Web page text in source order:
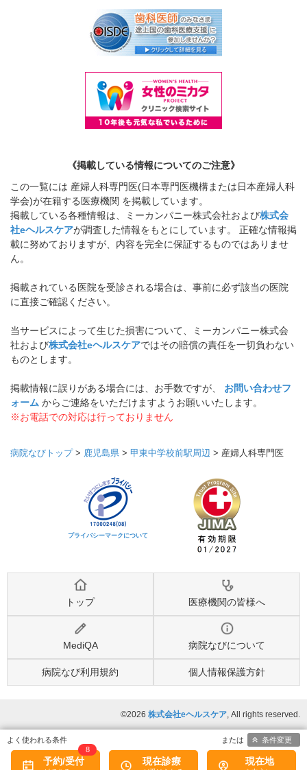
《掲載している情報についてのご注意》
この一覧には 産婦人科専門医(日本専門医機構または日本産婦人科
学会)が在籍する医療機関 を掲載しています。
掲載している各種情報は、ミーカンパニー株式会社および株式会
社eヘルスケアが調査した情報をもとにしています。 正確な情報掲
載に努めておりますが、内容を完全に保証するものではありませ
ん。
掲載されている医院を受診される場合は、事前に必ず該当の医院
に直接ご確認ください。
当サービスによって生じた損害について、ミーカンパニー株式会
社および株式会社eヘルスケアではその賠償の責任を一切負わない
ものとします。
掲載情報に誤りがある場合には、お手数ですが、 お問い合わせフ
ォーム からご連絡をいただけますようお願いいたします。
※お電話での対応は行っておりません
病院なびトップ> 鹿児島県 > 甲東中学校前駅周辺 > 産婦人科専門医
プライバシーマークについて
トップ 医療機関の皆様へ
MediQA 病院なびについて
病院なび利用規約 個人情報保護方針
©2026 株式会社eヘルスケア, All rights reserved.
予約/受付
8
現在診療 現在地
条件変更